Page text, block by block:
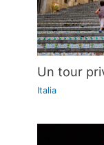
Un tour
Italia